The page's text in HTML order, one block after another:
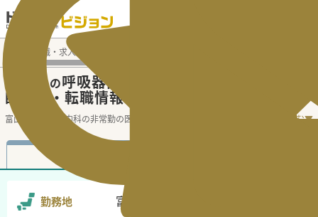
医師転職・求人募集TOP
富山県の呼吸器内科
師求人・転職情報
富山県の呼吸器内科の非常勤の医 続きを読む▼
勤務地 富山県